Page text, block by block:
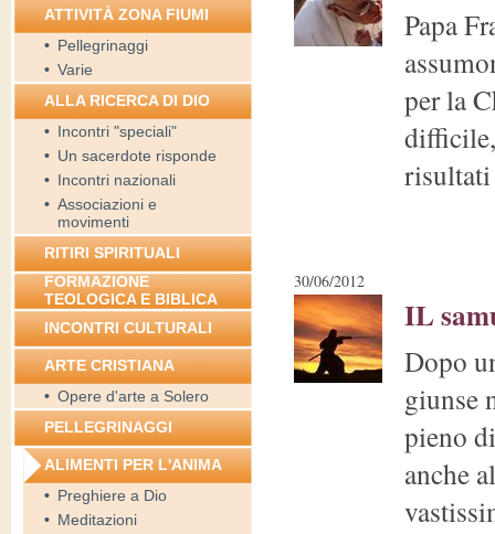
ATTIVITÀ ZONA FIUMI
• Pellegrinaggi
• Varie
ALLA RICERCA DI DIO
• Incontri "speciali"
• Un sacerdote risponde
• Incontri nazionali
• Associazioni e
movimenti
RITIRI SPIRITUALI
FORMAZIONE
TEOLOGICA E BIBLICA
INCONTRI CULTURALI
ARTE CRISTIANA
• Opere d'arte a Solero
PELLEGRINAGGI
ALIMENTI PER L'ANIMA
• Preghiere a Dio
• Meditazioni
Papa
per la
30/06/2012
IL
Dopo
giunse
pieno
anche